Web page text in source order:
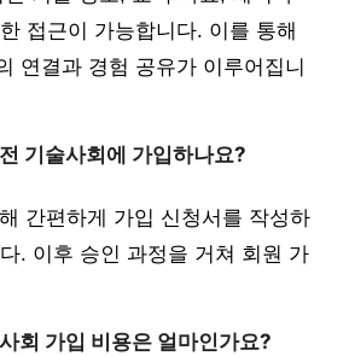
접근이 가능합니다. 이를 통해
연결과 경험 공유가 이루어집니
기술사회에 가입하나요?
간편하게 가입 신청서를 작성하
. 이후 승인 과정을 거쳐 회원 가
회 가입 비용은 얼마인가요?